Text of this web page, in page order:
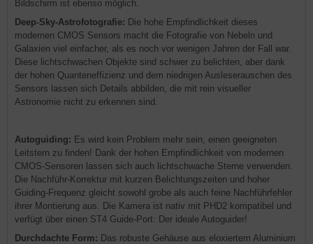
Bildschirm ist ebenso möglich.
Deep-Sky-Astrofotografie: Die hohe Empfindlichkeit dieses
modernen CMOS Sensors macht die Fotografie von Nebeln und
Galaxien viel einfacher, als es noch vor wenigen Jahren der Fall war.
Diese lichtschwachen Objekte sind schwer zu belichten, aber dank
der hohen Quanteneffizienz und dem niedrigen Ausleserauschen des
Sensors lassen sich Details abbilden, die mit rein visueller
Astronomie nicht zu erkennen sind.
Autoguiding: Es wird kein Problem mehr sein, einen geeigneten
Leitstern zu finden! Dank der hohen Empfindlichkeit von modernen
CMOS-Sensoren lassen sich auch lichtschwache Sterne verwenden.
Die Nachführ-Korrektur mit kurzen Belichtungszeiten und hoher
Guiding-Frequenz gleicht sowohl grobe als auch feine Nachführfehler
ihrer Montierung aus. Die Kamera ist nativ mit PHD2 kompatibel und
verfügt über einen ST4 Guide-Port: Der ideale Autoguider!
Durchdachte Form: Das robuste Gehäuse aus eloxiertem Aluminium